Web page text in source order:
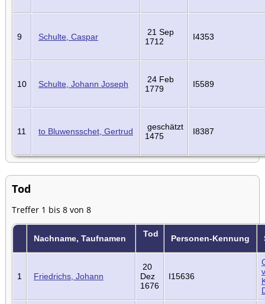
9 Schulte, Caspar
21 Sep
1712
I4353
10 Schulte, Johann Joseph
24 Feb
1779
I5589
11 to Bluwensschet, Gertrud
geschätzt
1475
I8387
Tod
Treffer 1 bis 8 von 8
Nachname, Taufnamen Tod Personen-Kennung
1 Friedrichs, Johann
20
Dez
1676
I15636